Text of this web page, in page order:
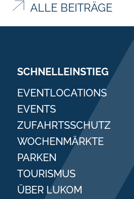
ALLE BEITRÄGE
SCHNELLEINSTIEG
EVENTLOCATIONS
EVENTS
ZUFAHRTSSCHUTZ
WOCHENMÄRKTE
PARKEN
TOURISMUS
ÜBER LUKOM